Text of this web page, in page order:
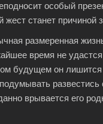
особый
жест станет
размеренная
время не
будущем он
врывается его